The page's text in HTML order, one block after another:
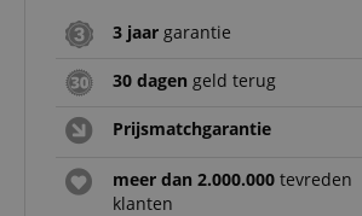
3 jaar garantie
30 dagen geld terug
Prijsmatchgarantie
meer dan 2.000.000 tevreden
klanten